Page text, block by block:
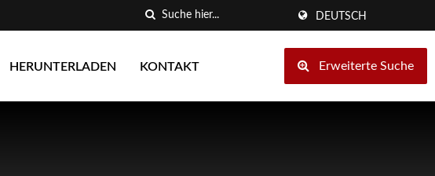
DEUTSCH
HERUNTERLADEN KONTAKT Erweiterte Suche